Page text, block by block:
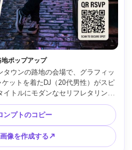
地ポップアップ
タウンの路地の会場で、グラフィッ
ットを着たDJ（20代男性）がスピ
イトルにモダンなセリフレタリング
なしのディテールを備えた垂直ポス
真としてのポラロイドスクラップブ
要素エリア、混合ネオンサイネー
X-T5、35mm、テキスト用のネガテ
フセンターフレーミング、ストリー
ンプトのコピー
像を作成する↗